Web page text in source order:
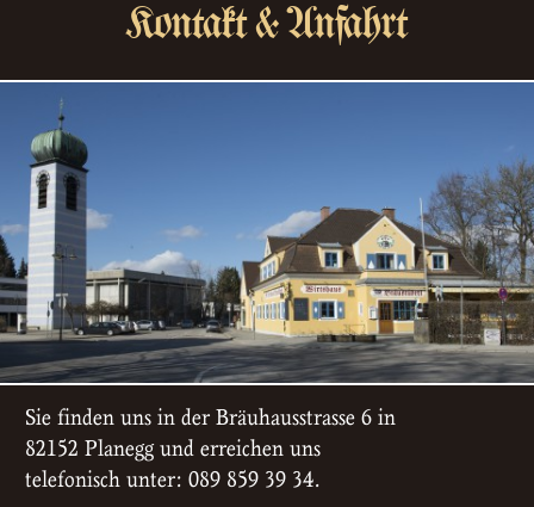
Kontakt & Anfahrt
Sie finden uns in der Bräuhausstrasse 6 in
82152 Planegg und erreichen uns
telefonisch unter: 089 859 39 34.